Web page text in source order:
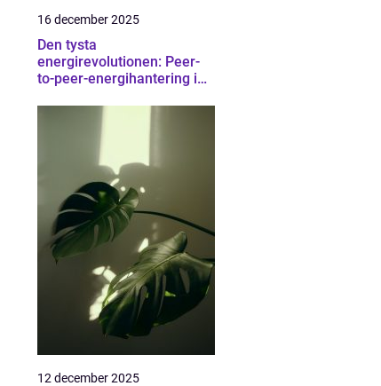
16 december 2025
Den tysta
energirevolutionen: Peer-
to-peer-energihantering i
12 december 2025